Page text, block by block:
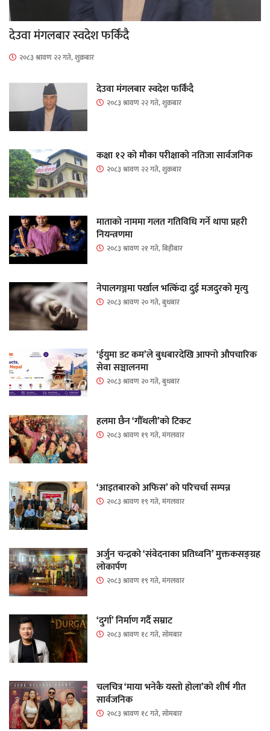
देउवा मंगलबार स्वदेश फर्किंदै
२०८३ श्रावण २२ गते, शुक्रबार
देउवा मंगलबार स्वदेश फर्किंदै
२०८३ श्रावण २२ गते, शुक्रबार
कक्षा १२ को मौका परीक्षाको नतिजा सार्वजनिक
२०८३ श्रावण २२ गते, शुक्रबार
माताकाे नाममा गलत गतिविधि गर्ने थापा प्रहरी
नियन्त्रणमा
२०८३ श्रावण २१ गते, बिहीबार
नेपालगञ्जमा पर्खाल भत्किँदा दुई मजदुरको मृत्यु
२०८३ श्रावण २० गते, बुधबार
‘ईयुमा डट कम’ले बुधबारदेखि आफ्नो औपचारिक
सेवा सञ्चालनमा
२०८३ श्रावण २० गते, बुधबार
हलमा छैन ‘गौँथली’को टिकट
२०८३ श्रावण १९ गते, मंगलवार
‘आइतबारको अफिस’ को परिचर्चा सम्पन्न
२०८३ श्रावण १९ गते, मंगलवार
अर्जुन चन्द्रको ‘संवेदनाका प्रतिध्वनि’ मुक्तकसङ्ग्रह
लोकार्पण
२०८३ श्रावण १९ गते, मंगलवार
‘दुर्गा’ निर्माण गर्दै सम्राट
२०८३ श्रावण १८ गते, सोमबार
चलचित्र ‘माया भनेकै यस्तो होला’को शीर्ष गीत
सार्वजनिक
२०८३ श्रावण १८ गते, सोमबार